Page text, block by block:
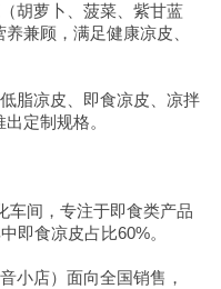
胡萝卜、菠菜、紫甘蓝
兼顾，满足健康凉皮、
脂凉皮、即食凉皮、凉拌
定制规格。
车间，专注于即食类产品
即食凉皮占比60%。
小店）面向全国销售，